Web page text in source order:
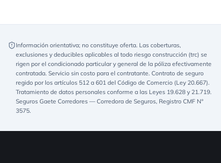
Información orientativa; no constituye oferta. Las coberturas,
exclusiones y deducibles aplicables al todo riesgo construcción (trc) se
rigen por el condicionado particular y general de la póliza efectivamente
contratada. Servicio sin costo para el contratante. Contrato de seguro
regido por los artículos 512 a 601 del Código de Comercio (Ley 20.667).
Tratamiento de datos personales conforme a las Leyes 19.628 y 21.719.
Seguros Gaete Corredores — Corredora de Seguros, Registro CMF N°
3575.